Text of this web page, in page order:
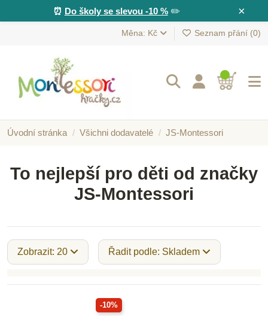
×
⏰ Do školy se slevou -10 %✏️
Měna: Kč Seznam přání (0)
Úvodní stránka Všichni dodavatelé JS-Montessori
To nejlepší pro děti od značky
JS-Montessori
Zobrazit: 20 Řadit podle: Skladem
-10%